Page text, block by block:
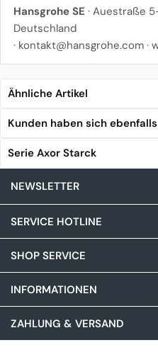
Hansgrohe SE · Auestraße
Deutschland
· kontakt@hansgrohe.com ·
Ähnliche Artikel
Kunden haben sich
Serie Axor Starck
NEWSLETTER
SERVICE HOTLINE
SHOP SERVICE
INFORMATIONEN
ZAHLUNG & VERSAND